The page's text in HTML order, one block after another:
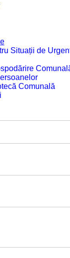
Situații de
Comunală